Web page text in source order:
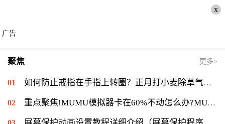
x
广告
聚焦 更多>
如何防止戒指在手指上转圈？正月打小麦除草气温多少能打？ 全球短讯
重点聚焦!MUMU模拟器卡在60%不动怎么办?MUMU模拟器卡在60%的解决流程